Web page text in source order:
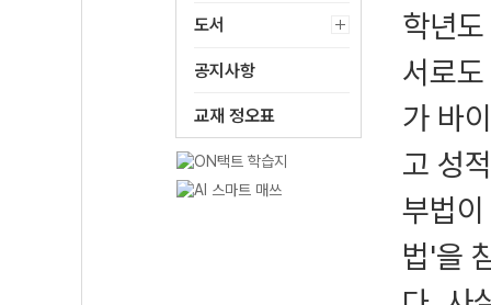
도서
공지사항
교재 정오표
학년
서로
가 바
고 성
부법
법'을